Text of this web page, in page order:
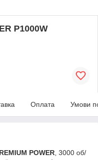
P1000W
Оплата Умови
POWER , 3000 об/